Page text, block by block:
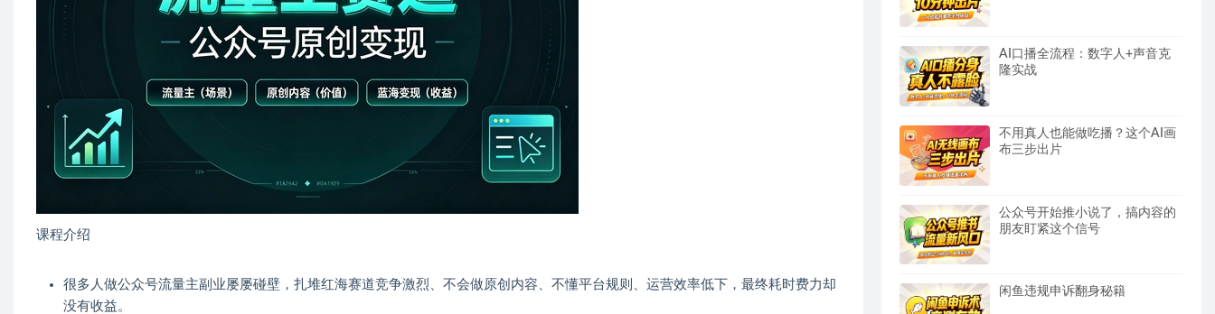
课程介绍
很多人做公众号流量主副业屡屡碰壁，扎堆红海赛道竞争激烈、不会做原创内容、不懂平台规则、运营效率低下，最终耗时费力却
没有收益。
AI口播全流程：数字人+声音克
隆实战
不用真人也能做吃播？这个AI画
布三步出片
公众号开始推小说了，搞内容的
朋友盯紧这个信号
闲鱼违规申诉翻身秘籍